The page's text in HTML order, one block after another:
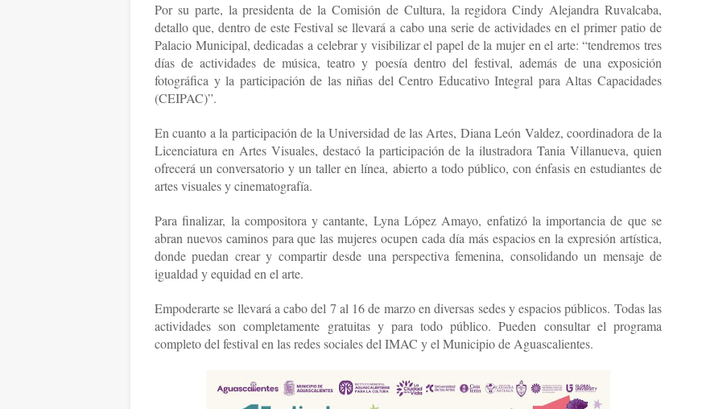
Por su parte, la presidenta de la Comisión de Cultura, la regidora Cindy Alejandra Ruvalcaba,
detallo que, dentro de este Festival se llevará a cabo una serie de actividades en el primer patio de
Palacio Municipal, dedicadas a celebrar y visibilizar el papel de la mujer en el arte: “tendremos tres
días de actividades de música, teatro y poesía dentro del festival, además de una exposición
fotográfica y la participación de las niñas del Centro Educativo Integral para Altas Capacidades
(CEIPAC)”.
En cuanto a la participación de la Universidad de las Artes, Diana León Valdez, coordinadora de la
Licenciatura en Artes Visuales, destacó la participación de la ilustradora Tania Villanueva, quien
ofrecerá un conversatorio y un taller en línea, abierto a todo público, con énfasis en estudiantes de
artes visuales y cinematografía.
Para finalizar, la compositora y cantante, Lyna López Amayo, enfatizó la importancia de que se
abran nuevos caminos para que las mujeres ocupen cada día más espacios en la expresión artística,
donde puedan crear y compartir desde una perspectiva femenina, consolidando un mensaje de
igualdad y equidad en el arte.
Empoderarte se llevará a cabo del 7 al 16 de marzo en diversas sedes y espacios públicos. Todas las
actividades son completamente gratuitas y para todo público. Pueden consultar el programa
completo del festival en las redes sociales del IMAC y el Municipio de Aguascalientes.